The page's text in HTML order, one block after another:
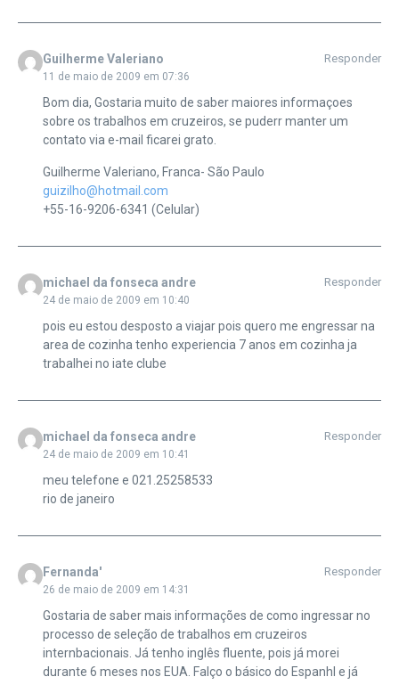
Guilherme Valeriano
11 de maio de 2009 em 07:36
Responder
Bom dia, Gostaria muito de saber maiores informaçoes
sobre os trabalhos em cruzeiros, se puderr manter um
contato via e-mail ficarei grato.
Guilherme Valeriano, Franca- São Paulo
guizilho@hotmail.com
+55-16-9206-6341 (Celular)
michael da fonseca andre
24 de maio de 2009 em 10:40
Responder
pois eu estou desposto a viajar pois quero me engressar na
area de cozinha tenho experiencia 7 anos em cozinha ja
trabalhei no iate clube
michael da fonseca andre
24 de maio de 2009 em 10:41
Responder
meu telefone e 021.25258533
rio de janeiro
Fernanda'
26 de maio de 2009 em 14:31
Responder
Gostaria de saber mais informações de como ingressar no
processo de seleção de trabalhos em cruzeiros
internbacionais. Já tenho inglês fluente, pois já morei
durante 6 meses nos EUA. Falço o básico do Espanhl e já